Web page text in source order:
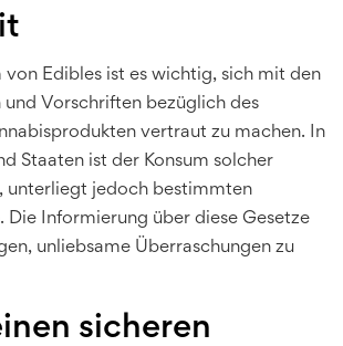
von Edibles ist es wichtig, sich mit den
und Vorschriften bezüglich des
vertraut zu machen. In
Staaten ist der Konsum solcher
unterliegt jedoch bestimmten
Die Informierung über diese Gesetze
unliebsame Überraschungen zu
sicheren